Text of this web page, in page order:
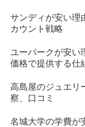
サンディが安い理
カウント戦略
ユーパークが安い
価格で提供する仕
高島屋のジュエリ
察、口コミ
名城大学の学費が